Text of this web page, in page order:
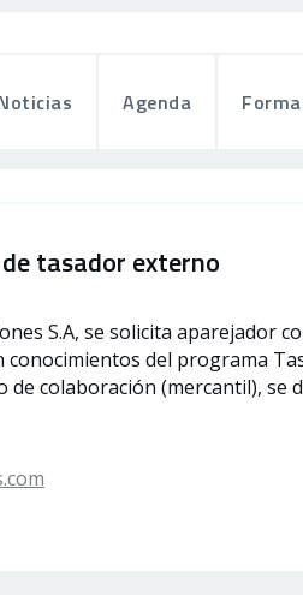
Agenda
tasador externo
S.A, se solicita aparejador
del programa
de colaboración (mercantil), se